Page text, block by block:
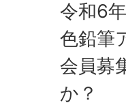
令和6
色鉛筆
会員募
か？